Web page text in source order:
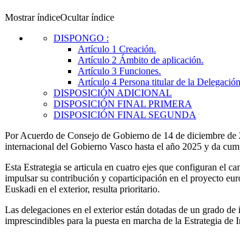
Mostrar índiceOcultar índice
DISPONGO :
Artículo 1 Creación.
Artículo 2 Ámbito de aplicación.
Artículo 3 Funciones.
Artículo 4 Persona titular de la
DISPOSICIÓN ADICIONAL
DISPOSICIÓN FINAL PRIMERA
DISPOSICIÓN FINAL SEGUNDA
Por Acuerdo de Consejo de Gobierno de 14 de diciembre
internacional del Gobierno Vasco hasta el año 2025 y da
Esta Estrategia se articula en cuatro ejes que configuran el
impulsar su contribución y coparticipación en el proyecto
Euskadi en el exterior, resulta prioritario.
Las delegaciones en el exterior están dotadas de un grado
imprescindibles para la puesta en marcha de la Estrategia